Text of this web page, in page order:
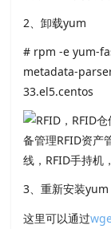
2、卸载yum
# rpm -e yum-
metadata-
33.el5.centos
3、重新安装yum
这里可以通过